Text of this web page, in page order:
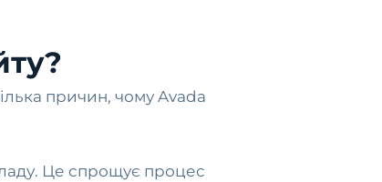
причин, чому Avada
Це спрощує процес